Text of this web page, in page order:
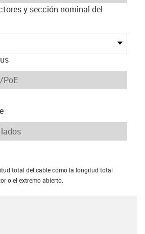
y sección nominal del
total del cable como la longitud total
o el extremo abierto.